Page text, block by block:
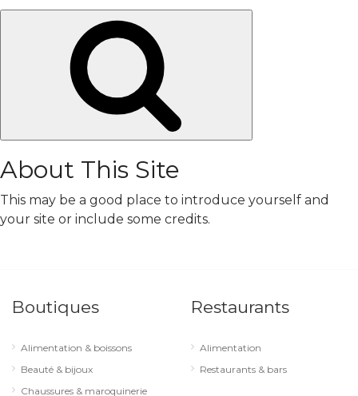
About This Site
This may be a good place to introduce yourself and
your site or include some credits.
Boutiques
Alimentation & boissons
Beauté & bijoux
Chaussures & maroquinerie
Restaurants
Alimentation
Restaurants & bars